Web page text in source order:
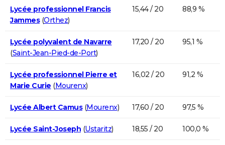
Lycée professionnel Francis
Jammes(Orthez)
15,44 / 20 88,9 %
Lycée polyvalent de Navarre
(Saint-Jean-Pied-de-Port)
17,20 / 20 95,1 %
Lycée professionnel Pierre et
Marie Curie (Mourenx)
16,02 / 20 91,2 %
Lycée Albert Camus(Mourenx) 17,60 / 20 97,5 %
Lycée Saint-Joseph (Ustaritz) 18,55 / 20 100,0 %